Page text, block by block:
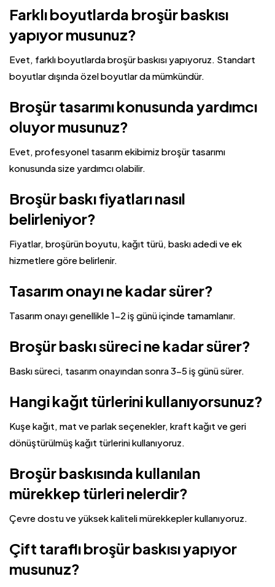
Farklı boyutlarda broşür baskısı
yapıyor musunuz?
Evet, farklı boyutlarda broşür baskısı yapıyoruz. Standart
boyutlar dışında özel boyutlar da mümkündür.
Broşür tasarımı konusunda yardımcı
oluyor musunuz?
Evet, profesyonel tasarım ekibimiz broşür tasarımı
konusunda size yardımcı olabilir.
Broşür baskı fiyatları nasıl
belirleniyor?
Fiyatlar, broşürün boyutu, kağıt türü, baskı adedi ve ek
hizmetlere göre belirlenir.
Tasarım onayı ne kadar sürer?
Tasarım onayı genellikle 1-2 iş günü içinde tamamlanır.
Broşür baskı süreci ne kadar sürer?
Baskı süreci, tasarım onayından sonra 3-5 iş günü sürer.
Hangi kağıt türlerini kullanıyorsunuz?
Kuşe kağıt, mat ve parlak seçenekler, kraft kağıt ve geri
dönüştürülmüş kağıt türlerini kullanıyoruz.
Broşür baskısında kullanılan
mürekkep türleri nelerdir?
Çevre dostu ve yüksek kaliteli mürekkepler kullanıyoruz.
Çift taraflı broşür baskısı yapıyor
musunuz?